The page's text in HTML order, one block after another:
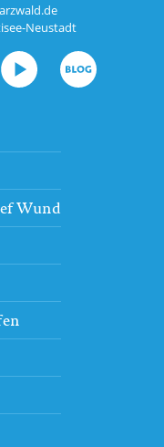
Neustadt
Wund